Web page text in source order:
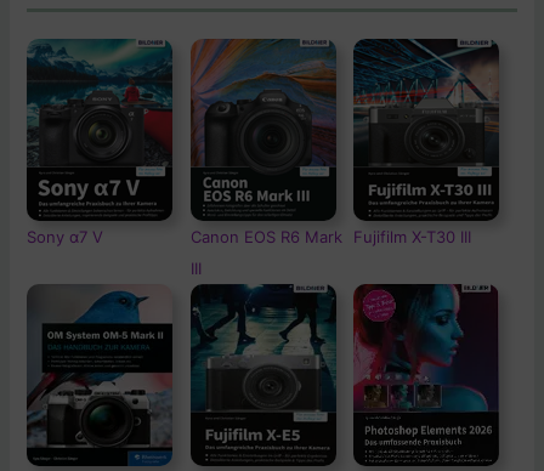
Sony α7 V
Canon EOS R6 Mark
III
Fujifilm X-T30 III